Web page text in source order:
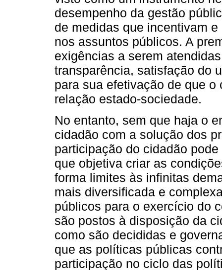
desempenho da gestão
de medidas que incentivam
nos assuntos públicos. A
exigências a serem
transparência, satisfação do
para sua efetivação de que
relação estado-sociedade.
No entanto, sem que haja o
cidadão com a solução dos
participação do cidadão
que objetiva criar as
forma limites às infinitas
mais diversificada e
públicos para o exercício do
são postos à disposição da
como são decididas e
que as políticas públicas
participação no ciclo das